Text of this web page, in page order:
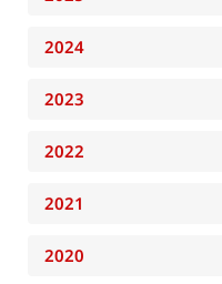
2024
2023
2022
2021
2020